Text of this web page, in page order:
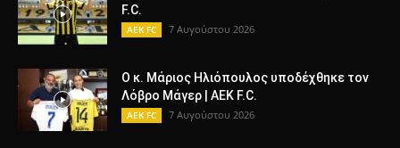
F.C.
AEK FC 7 Αυγούστου 2026
Ο κ. Μάριος Ηλιόπουλος υποδέχθηκε τον
Λόβρο Μάγερ | AEK F.C.
AEK FC 7 Αυγούστου 2026